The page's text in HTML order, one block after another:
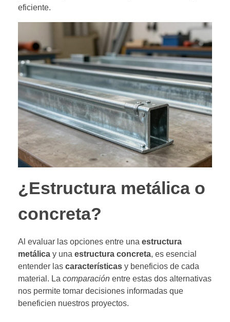
eficiente.
¿Estructura metálica o
concreta?
Al evaluar las opciones entre una estructura
metálica y una estructura concreta, es esencial
entender las características y beneficios de cada
material. La comparación entre estas dos alternativas
nos permite tomar decisiones informadas que
beneficien nuestros proyectos.